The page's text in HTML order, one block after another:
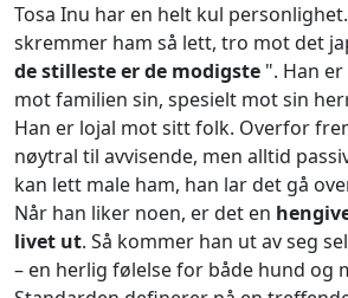
Tosa Inu har en helt kul
skremmer ham så lett, tro mot det
de stilleste er de modigste ". Han
mot familien sin, spesielt mot sin
Han er lojal mot sitt folk. Overfor
nøytral til avvisende, men alltid
kan lett male ham, han lar det gå
Når han liker noen, er det en
livet ut. Så kommer han ut av seg
– en herlig følelse for både hund og